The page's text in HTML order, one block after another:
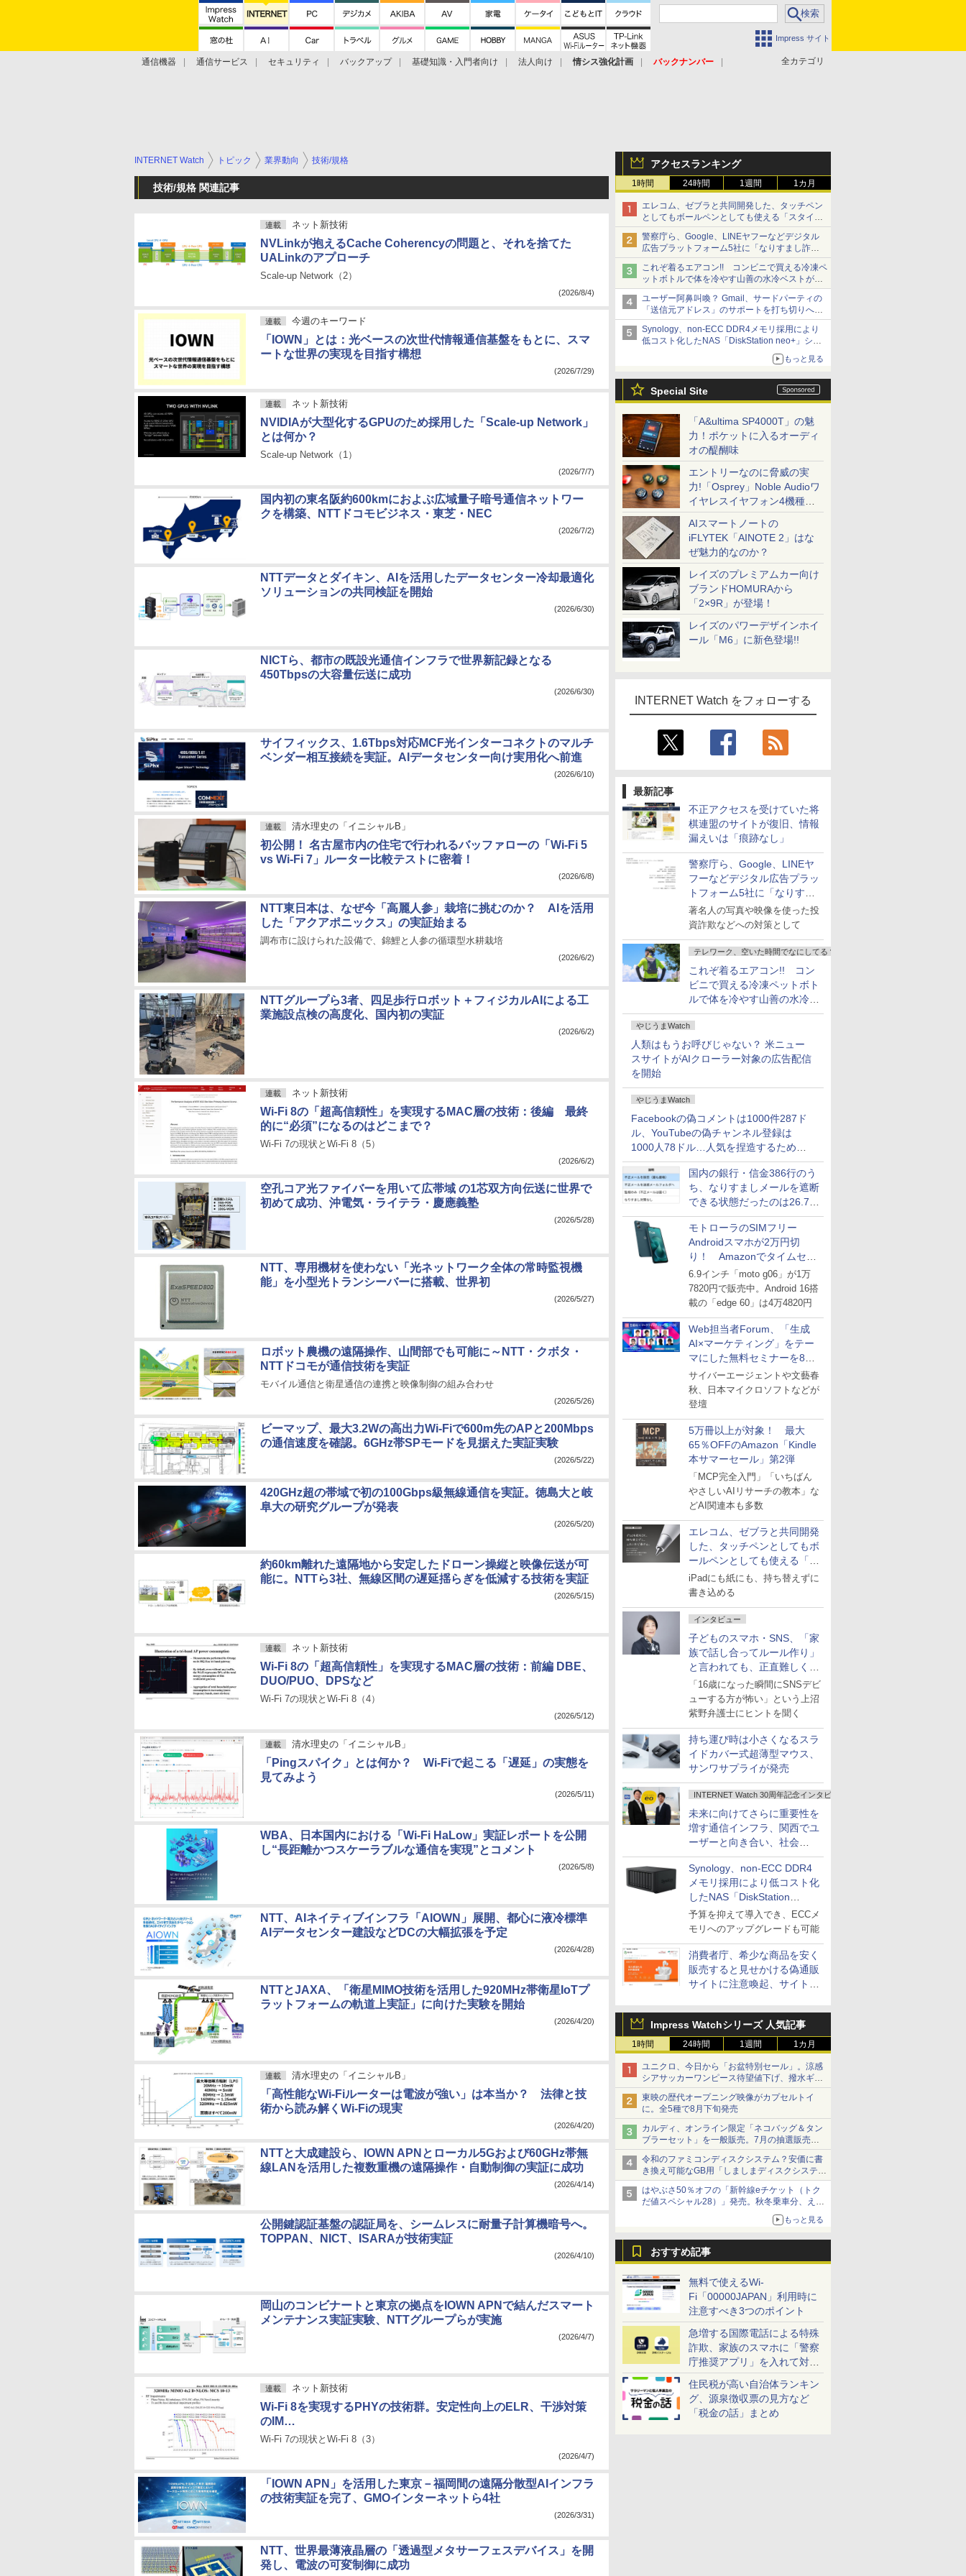
Impress サイト
全カテゴリ
通信機器 通信サービス セキュリティ バックアップ 基礎知識・入門者向け 法人向け 情シス強化計画
バックナンバー
アクセスランキング
1時間 24時間 1週間 1カ月
エレコム、ゼブラと共同開発した、タッチペン
としてもボールペンとしても使える「スタイラ
スツーウェイ」発売 iPadにも紙にも、持ち替
えずに書き込める
警察庁ら、Google、LINEヤフーなどデジタル
広告プラットフォーム5社に「なりすまし詐欺
広告」対策強化を要請 著名人の写真や映像を
使った投資詐欺などへの対策として
これぞ着るエアコン!! コンビニで買える冷凍ペ
ットボトルで体を冷やす山善の水冷ベストがロ
ードバイクにちょうどいい【ぼっち・ざ・ろー
ど！その14】【空いた時間でなにしてる？】
ユーザー阿鼻叫喚？ Gmail、サードパーティの
「送信元アドレス」のサポートを打ち切りへ
【やじうまWatch】
Synology、non-ECC DDR4メモリ採用により
低コスト化したNAS「DiskStation neo+」シリ
ーズ 予算を抑えて導入でき、ECCメモリへの
もっと見る
Special Site
「A&ultima SP4000T」の魅
力！ポケットに入るオーディ
オの醍醐味
エントリーなのに脅威の実
力!「Osprey」Noble Audioワ
イヤレスイヤフォン4機種を
一気に聴く
AIスマートノートの
iFLYTEK「AINOTE 2」はな
ぜ魅力的なのか？
レイズのプレミアムカー向け
ブランドHOMURAから
「2×9R」が登場！
レイズのパワーデザインホイ
ール「M6」に新色登場!!
INTERNET Watch をフォローする
最新記事
不正アクセスを受けていた将
棋連盟のサイトが復旧、情報
漏えいは「痕跡なし」
警察庁ら、Google、LINEヤ
フーなどデジタル広告プラッ
トフォーム5社に「なりすま
し詐欺広告」対策強化を要請
著名人の写真や映像を使った投
資詐欺などへの対策として
テレワーク、空いた時間でなにしてる？
これぞ着るエアコン!! コン
ビニで買える冷凍ペットボト
ルで体を冷やす山善の水冷ベ
ストがロードバイクにちょう
どいい【ぼっち・ざ・ろー
ど！その14】
やじうまWatch
人類はもうお呼びじゃない？ 米ニュー
スサイトがAIクローラー対象の広告配信
を開始
やじうまWatch
Facebookの偽コメントは1000件287ド
ル、YouTubeの偽チャンネル登録は
1000人78ドル…人気を捏造するための
価格リストが公開中
国内の銀行・信金386行のう
ち、なりすましメールを遮断
できる状態だったのは26.7％
にとどまる～GMOブランド
セキュリティ調査
モトローラのSIMフリー
Androidスマホが2万円切
り！ Amazonでタイムセー
ル
6.9インチ「moto g06」が1万
7820円で販売中。Android 16搭
載の「edge 60」は4万4820円
Web担当者Forum、「生成
AI×マーケティング」をテー
マにした無料セミナーを8月
27日にオンライン開催
サイバーエージェントや文藝春
秋、日本マイクロソフトなどが
登壇
5万冊以上が対象！ 最大
65％OFFのAmazon「Kindle
本サマーセール」第2弾
「MCP完全入門」「いちばん
やさしいAIリサーチの教本」な
どAI関連本も多数
エレコム、ゼブラと共同開発
した、タッチペンとしてもボ
ールペンとしても使える「ス
タイラスツーウェイ」発売
iPadにも紙にも、持ち替えずに
書き込める
インタビュー
子どものスマホ・SNS、「家
族で話し合ってルール作り」
と言われても、正直難しくな
いですか？
「16歳になった瞬間にSNSデビ
ューする方が怖い」という上沼
紫野弁護士にヒントを聞く
持ち運び時は小さくなるスラ
イドカバー式超薄型マウス、
サンワサプライが発売
INTERNET Watch 30周年記念インタビュー
未来に向けてさらに重要性を
増す通信インフラ、関西でユ
ーザーと向き合い、社会
の“あたらしい”を起動し続け
る～オプテージ
Synology、non-ECC DDR4
メモリ採用により低コスト化
したNAS「DiskStation
neo+」シリーズ
予算を抑えて導入でき、ECCメ
モリへのアップグレードも可能
消費者庁、希少な商品を安く
販売すると見せかける偽通販
サイトに注意喚起、サイト名
Impress Watchシリーズ 人気記事
1時間 24時間 1週間 1カ月
ユニクロ、今日から「お盆特別セール」。涼感
シアサッカーワンピース待望値下げ、撥水ギア
ショーツは1990円に
東映の歴代オープニング映像がカプセルトイ
に。全5種で8月下旬発売
カルディ、オンライン限定「ネコバッグ＆タン
ブラーセット」を一般販売。7月の抽選販売の
当選無効分
令和のファミコンディスクシステム？安価に書
き換え可能なGB用「しましまディスクシステ
ム」
はやぶさ50％オフの「新幹線eチケット（トク
だ値スペシャル28）」発売。秋冬乗車分、えき
もっと見る
おすすめ記事
無料で使えるWi-
Fi「00000JAPAN」利用時に
注意すべき3つのポイント
急増する国際電話による特殊
詐欺、家族のスマホに「警察
庁推奨アプリ」を入れて対策
しよう！
住民税が高い自治体ランキン
グ、源泉徴収票の見方など
「税金の話」まとめ
INTERNET Watch トピック 業界動向 技術/規格
技術/規格 関連記事
連載 ネット新技術
NVLinkが抱えるCache Coherencyの問題と、それを捨てた
UALinkのアプローチ
Scale-up Network（2）
(2026/8/4)
連載 今週のキーワード
「IOWN」とは：光ベースの次世代情報通信基盤をもとに、スマ
ートな世界の実現を目指す構想
(2026/7/29)
連載 ネット新技術
NVIDIAが大型化するGPUのため採用した「Scale-up Network」
とは何か？
Scale-up Network（1）
(2026/7/7)
国内初の東名阪約600kmにおよぶ広域量子暗号通信ネットワー
クを構築、NTTドコモビジネス・東芝・NEC
(2026/7/2)
NTTデータとダイキン、AIを活用したデータセンター冷却最適化
ソリューションの共同検証を開始
(2026/6/30)
NICTら、都市の既設光通信インフラで世界新記録となる
450Tbpsの大容量伝送に成功
(2026/6/30)
サイフィックス、1.6Tbps対応MCF光インターコネクトのマルチ
ベンダー相互接続を実証。AIデータセンター向け実用化へ前進
(2026/6/10)
連載 清水理史の「イニシャルB」
初公開！ 名古屋市内の住宅で行われるバッファローの「Wi-Fi 5
vs Wi-Fi 7」ルーター比較テストに密着！
(2026/6/8)
NTT東日本は、なぜ今「高麗人参」栽培に挑むのか？ AIを活用
した「アクアポニックス」の実証始まる
調布市に設けられた設備で、錦鯉と人参の循環型水耕栽培
(2026/6/2)
NTTグループら3者、四足歩行ロボット＋フィジカルAIによる工
業施設点検の高度化、国内初の実証
(2026/6/2)
連載 ネット新技術
Wi-Fi 8の「超高信頼性」を実現するMAC層の技術：後編 最終
的に“必須”になるのはどこまで？
Wi-Fi 7の現状とWi-Fi 8（5）
(2026/6/2)
空孔コア光ファイバーを用いて広帯域 の1芯双方向伝送に世界で
初めて成功、沖電気・ライテラ・慶應義塾
(2026/5/28)
NTT、専用機材を使わない「光ネットワーク全体の常時監視機
能」を小型光トランシーバーに搭載、世界初
(2026/5/27)
ロボット農機の遠隔操作、山間部でも可能に～NTT・クボタ・
NTTドコモが通信技術を実証
モバイル通信と衛星通信の連携と映像制御の組み合わせ
(2026/5/26)
ビーマップ、最大3.2Wの高出力Wi-Fiで600m先のAPと200Mbps
の通信速度を確認。6GHz帯SPモードを見据えた実証実験
(2026/5/22)
420GHz超の帯域で初の100Gbps級無線通信を実証。徳島大と岐
阜大の研究グループが発表
(2026/5/20)
約60km離れた遠隔地から安定したドローン操縦と映像伝送が可
能に。NTTら3社、無線区間の遅延揺らぎを低減する技術を実証
(2026/5/15)
連載 ネット新技術
Wi-Fi 8の「超高信頼性」を実現するMAC層の技術：前編 DBE、
DUO/PUO、DPSなど
Wi-Fi 7の現状とWi-Fi 8（4）
(2026/5/12)
連載 清水理史の「イニシャルB」
「Pingスパイク」とは何か？ Wi-Fiで起こる「遅延」の実態を
見てみよう
(2026/5/11)
WBA、日本国内における「Wi-Fi HaLow」実証レポートを公開
し“長距離かつスケーラブルな通信を実現”とコメント
(2026/5/8)
NTT、AIネイティブインフラ「AIOWN」展開、都心に液冷標準
AIデータセンター建設などDCの大幅拡張を予定
(2026/4/28)
NTTとJAXA、「衛星MIMO技術を活用した920MHz帯衛星IoTプ
ラットフォームの軌道上実証」に向けた実験を開始
(2026/4/20)
連載 清水理史の「イニシャルB」
「高性能なWi-Fiルーターは電波が強い」は本当か？ 法律と技
術から読み解くWi-Fiの現実
(2026/4/20)
NTTと大成建設ら、IOWN APNとローカル5Gおよび60GHz帯無
線LANを活用した複数重機の遠隔操作・自動制御の実証に成功
(2026/4/14)
公開鍵認証基盤の認証局を、シームレスに耐量子計算機暗号へ。
TOPPAN、NICT、ISARAが技術実証
(2026/4/10)
岡山のコンビナートと東京の拠点をIOWN APNで結んだスマート
メンテナンス実証実験、NTTグループらが実施
(2026/4/7)
連載 ネット新技術
Wi-Fi 8を実現するPHYの技術群。安定性向上のELR、干渉対策
のIM…
Wi-Fi 7の現状とWi-Fi 8（3）
(2026/4/7)
「IOWN APN」を活用した東京－福岡間の遠隔分散型AIインフラ
の技術実証を完了、GMOインターネットら4社
(2026/3/31)
NTT、世界最薄液晶層の「透過型メタサーフェスデバイス」を開
発し、電波の可変制御に成功